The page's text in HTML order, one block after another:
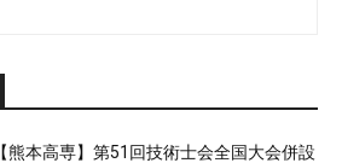
【熊本高専】第51回技術士会全国大会併設